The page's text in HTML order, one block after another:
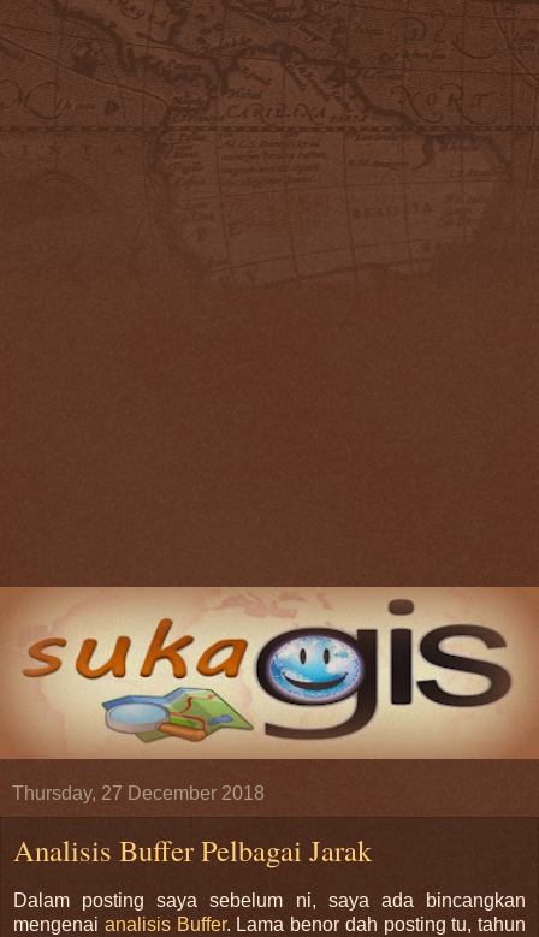
Thursday, 27 December 2018
Analisis Buffer Pelbagai Jarak
Dalam posting saya sebelum ni, saya ada bincangkan
mengenai analisis Buffer. Lama benor dah posting tu, tahun